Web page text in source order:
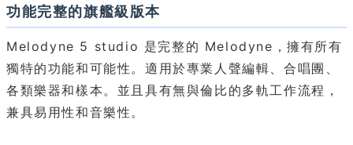
功能完整的旗艦級版本
Melodyne 5 studio 是完整的 Melodyne，擁有所有
獨特的功能和可能性。適用於專業人聲編輯、合唱團、
各類樂器和樣本。並且具有無與倫比的多軌工作流程，
兼具易用性和音樂性。